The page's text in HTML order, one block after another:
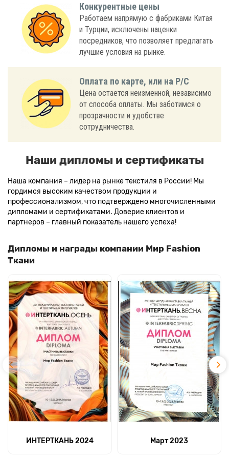
Конкурентные цены
Работаем напрямую с фабриками Китая
и Турции, исключены наценки
посредников, что позволяет предлагать
лучшие условия на рынке.
Оплата по карте, или на Р/С
Цена остается неизменной, независимо
от способа оплаты. Мы заботимся о
прозрачности и удобстве
сотрудничества.
Наши дипломы и сертификаты
Наша компания – лидер на рынке текстиля в России! Мы
гордимся высоким качеством продукции и
профессионализмом, что подтверждено многочисленными
дипломами и сертификатами. Доверие клиентов и
партнеров – главный показатель нашего успеха!
Дипломы и награды компании Мир Fashion
Ткани
ИНТЕРТКАНЬ 2024 Март 2023